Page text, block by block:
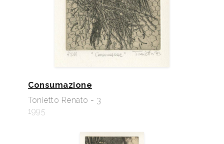
Consumazione
Tonietto Renato - 3
1995